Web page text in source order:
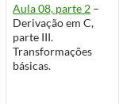
Aula 08, parte 2 –
Derivação em C,
parte III.
Transformações
básicas.